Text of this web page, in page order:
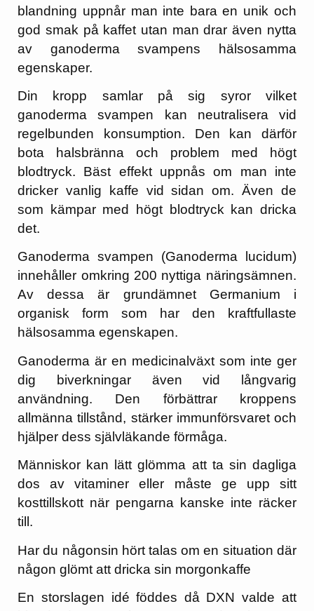
blandning uppnår man inte bara en unik och
god smak på kaffet utan man drar även nytta
av ganoderma svampens hälsosamma
egenskaper.
Din kropp samlar på sig syror vilket
ganoderma svampen kan neutralisera vid
regelbunden konsumption. Den kan därför
bota halsbränna och problem med högt
blodtryck. Bäst effekt uppnås om man inte
dricker vanlig kaffe vid sidan om. Även de
som kämpar med högt blodtryck kan dricka
det.
Ganoderma svampen (Ganoderma lucidum)
innehåller omkring 200 nyttiga näringsämnen.
Av dessa är grundämnet Germanium i
organisk form som har den kraftfullaste
hälsosamma egenskapen.
Ganoderma är en medicinalväxt som inte ger
dig biverkningar även vid långvarig
användning. Den förbättrar kroppens
allmänna tillstånd, stärker immunförsvaret och
hjälper dess självläkande förmåga.
Människor kan lätt glömma att ta sin dagliga
dos av vitaminer eller måste ge upp sitt
kosttillskott när pengarna kanske inte räcker
till.
Har du någonsin hört talas om en situation där
någon glömt att dricka sin morgonkaffe
En storslagen idé föddes då DXN valde att